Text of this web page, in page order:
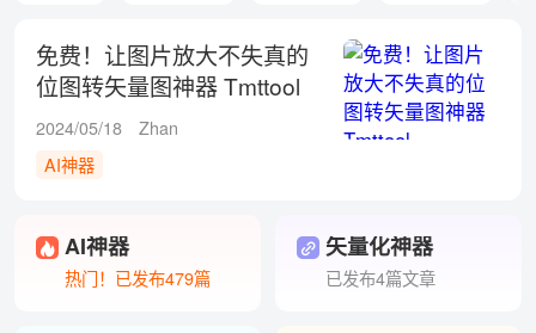
免费！让图片放大不失真的
位图转矢量图神器 Tmttool
2024/05/18
Zhan
AI神器
AI神器
热门！已发布479篇
矢量化神器
已发布4篇文章